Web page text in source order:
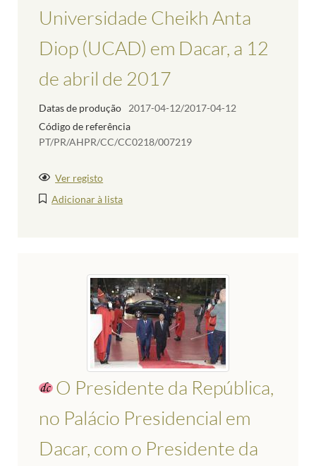
Universidade Cheikh Anta
Diop (UCAD) em Dacar, a 12
de abril de 2017
Datas de produção
2017-04-12/2017-04-12
Código de referência
PT/PR/AHPR/CC/CC0218/007219
Ver registo
Adicionar à lista
O Presidente da República,
no Palácio Presidencial em
Dacar, com o Presidente da